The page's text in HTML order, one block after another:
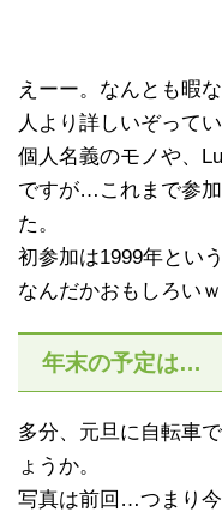
えーー。なんとも暇
人より詳しいぞって
個人名義のモノや、
ですが…これまで参
た。
初参加は1999年とい
なんだかおもしろいｗ
年末の予定は…
多分、元旦に自転車
ょうか。
写真は前回…つまり今